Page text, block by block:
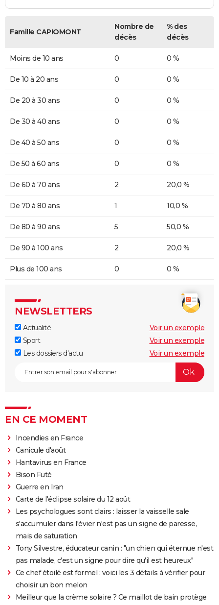
Famille CAPIOMONT
Nombre de
décès
% des
décès
Moins de 10 ans 0 0 %
De 10 à 20 ans 0 0 %
De 20 à 30 ans 0 0 %
De 30 à 40 ans 0 0 %
De 40 à 50 ans 0 0 %
De 50 à 60 ans 0 0 %
De 60 à 70 ans 2 20,0 %
De 70 à 80 ans 1 10,0 %
De 80 à 90 ans 5 50,0 %
De 90 à 100 ans 2 20,0 %
Plus de 100 ans 0 0 %
NEWSLETTERS
Actualité
Voir un exemple
Sport
Voir un exemple
Les dossiers d'actu
Voir un exemple
EN CE MOMENT
Incendies en France
Canicule d'août
Hantavirus en France
Bison Futé
Guerre en Iran
Carte de l'éclipse solaire du 12 août
Les psychologues sont clairs : laisser la vaisselle sale
s'accumuler dans l'évier n'est pas un signe de paresse,
mais de saturation
Tony Silvestre, éducateur canin : "un chien qui éternue n'est
pas malade, c'est un signe pour dire qu'il est heureux"
Ce chef étoilé est formel : voici les 3 détails à vérifier pour
choisir un bon melon
Meilleur que la crème solaire ? Ce maillot de bain protège